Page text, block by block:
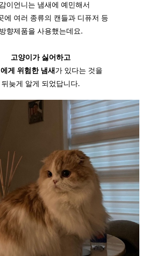
이언니는 냄새에 예민해서
에 여러 종류의 캔들과 디퓨저 등
방향제품을 사용했는데요.
고양이가 싫어하고
게 위험한 냄새가 있다는 것을
뒤늦게 알게 되었답니다.